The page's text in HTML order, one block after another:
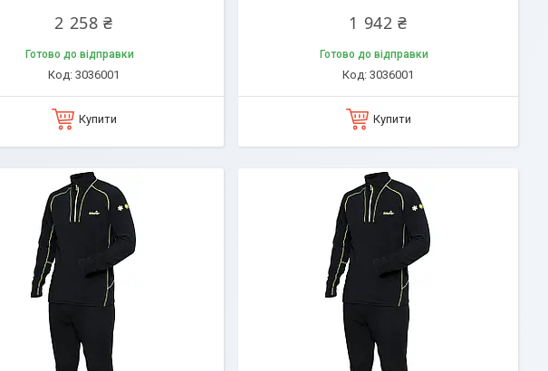
2 258 ₴
Готово до відправки
3036001
Купити
1 942 ₴
Готово до відправки
3036001
Купити